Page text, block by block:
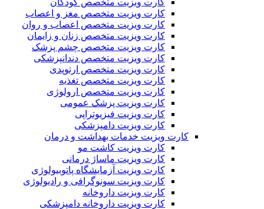
کارت ویزیت متخصص کودکان
کارت ویزیت متخصص مغز و اعصاب
کارت ویزیت متخصص اعصاب و روان
کارت ویزیت متخصص زنان و زایمان
کارت ویزیت متخصص چشم پزشک
کارت ویزیت متخصص دندانپزشکی
کارت ویزیت متخصص ارتوپدی
کارت ویزیت متخصص تغذیه
کارت ویزیت متخصص ارولوژی
کارت ویزیت پزشک عمومی
کارت ویزیت فیزیوتراپی
کارت ویزیت دامپزشکی
کارت ویزیت خدمات بهداشت و درمان
کارت ویزیت کاشت مو
کارت ویزیت ماساژ درمانی
کارت ویزیت آزمایشگاه پاتوبیولوژی
کارت ویزیت سونوگرافی و رادیولوژی
کارت ویزیت داروخانه
کارت ویزیت داروخانه دامپزشکی